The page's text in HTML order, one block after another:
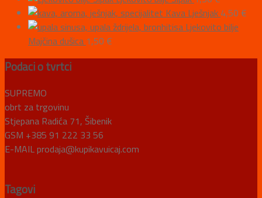
Kava Lješnjak 4,50 €
Ljekovito bilje
Majčina dušica 1,50 €
Podaci o tvrtci
SUPREMO
obrt za trgovinu
Stjepana Radića 71, Šibenik
GSM +385 91 222 33 56
E-MAIL prodaja@kupikavuicaj.com
Tagovi